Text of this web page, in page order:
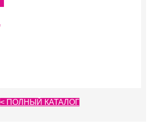
< ПОЛНЫЙ КАТАЛОГ